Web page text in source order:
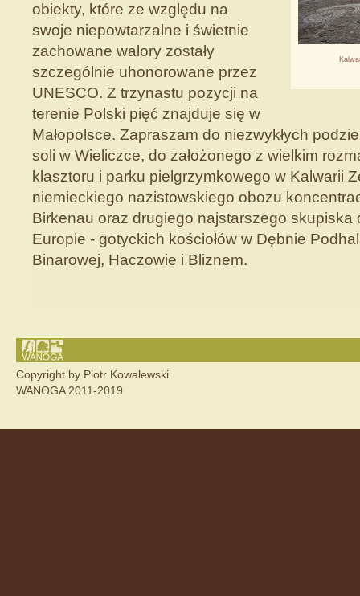
obiekty, które ze względu na
swoje niepowtarzalne i świetnie
zachowane walory zostały
szczególnie uhonorowane przez
UNESCO. Z trzynastu pozycji na
terenie Polski pięć znajduje się w
Małopolsce. Zapraszam do niezwykłych
soli w Wieliczce, do założonego z wielkim
klasztoru i parku pielgrzymkowego w Kalwarii
niemieckiego nazistowskiego obozu
Birkenau oraz drugiego najstarszego skupiska
Europie - gotyckich kościołów w Dębnie
Binarowej, Haczowie i Bliznem.
Copyright by Piotr Kowalewski
WANOGA 2011-2019